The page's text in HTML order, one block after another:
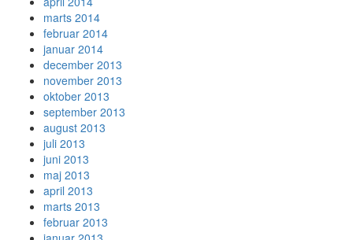
marts 2014
februar 2014
januar 2014
december 2013
november 2013
oktober 2013
september 2013
august 2013
juli 2013
juni 2013
maj 2013
april 2013
marts 2013
februar 2013